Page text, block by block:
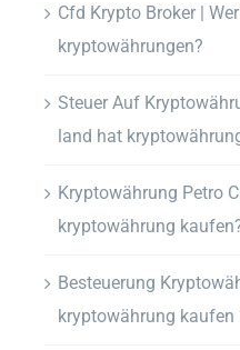
Cfd Krypto Broker |
kryptowährungen?
Steuer Auf
land hat
Kryptowährung Petro
kryptowährung
Besteuerung
kryptowährung kaufen